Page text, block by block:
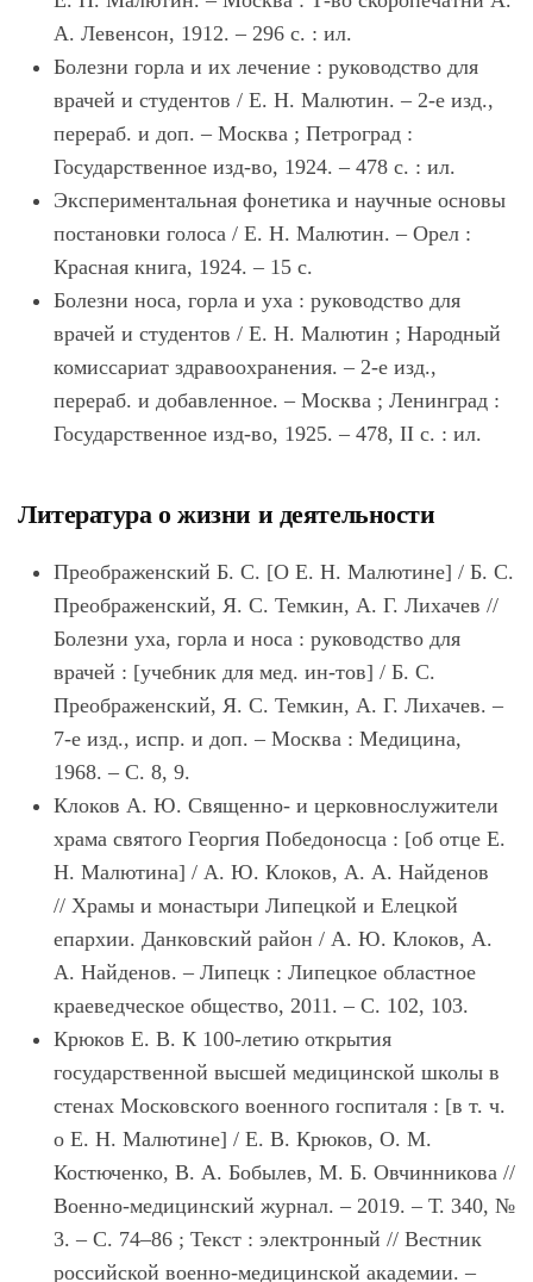
А. Левенсон, 1912. – 296 с. : ил.
Болезни горла и их лечение : руководство для
врачей и студентов / Е. Н. Малютин. – 2-е изд.,
перераб. и доп. – Москва ; Петроград :
Государственное изд-во, 1924. – 478 с. : ил.
Экспериментальная фонетика и научные основы
постановки голоса / Е. Н. Малютин. – Орел :
Красная книга, 1924. – 15 с.
Болезни носа, горла и уха : руководство для
врачей и студентов / Е. Н. Малютин ; Народный
комиссариат здравоохранения. – 2-е изд.,
перераб. и добавленное. – Москва ; Ленинград :
Государственное изд-во, 1925. – 478, II с. : ил.
Литература о жизни и деятельности
Преображенский Б. С. [О Е. Н. Малютине] / Б. С.
Преображенский, Я. С. Темкин, А. Г. Лихачев //
Болезни уха, горла и носа : руководство для
врачей : [учебник для мед. ин-тов] / Б. С.
Преображенский, Я. С. Темкин, А. Г. Лихачев. –
7-е изд., испр. и доп. – Москва : Медицина,
1968. – С. 8, 9.
Клоков А. Ю. Священно- и церковнослужители
храма святого Георгия Победоносца : [об отце Е.
Н. Малютина] / А. Ю. Клоков, А. А. Найденов
// Храмы и монастыри Липецкой и Елецкой
епархии. Данковский район / А. Ю. Клоков, А.
А. Найденов. – Липецк : Липецкое областное
краеведческое общество, 2011. – С. 102, 103.
Крюков Е. В. К 100-летию открытия
государственной высшей медицинской школы в
стенах Московского военного госпиталя : [в т. ч.
о Е. Н. Малютине] / Е. В. Крюков, О. М.
Костюченко, В. А. Бобылев, М. Б. Овчинникова //
Военно-медицинский журнал. – 2019. – Т. 340, №
3. – С. 74–86 ; Текст : электронный // Вестник
российской военно-медицинской академии. –